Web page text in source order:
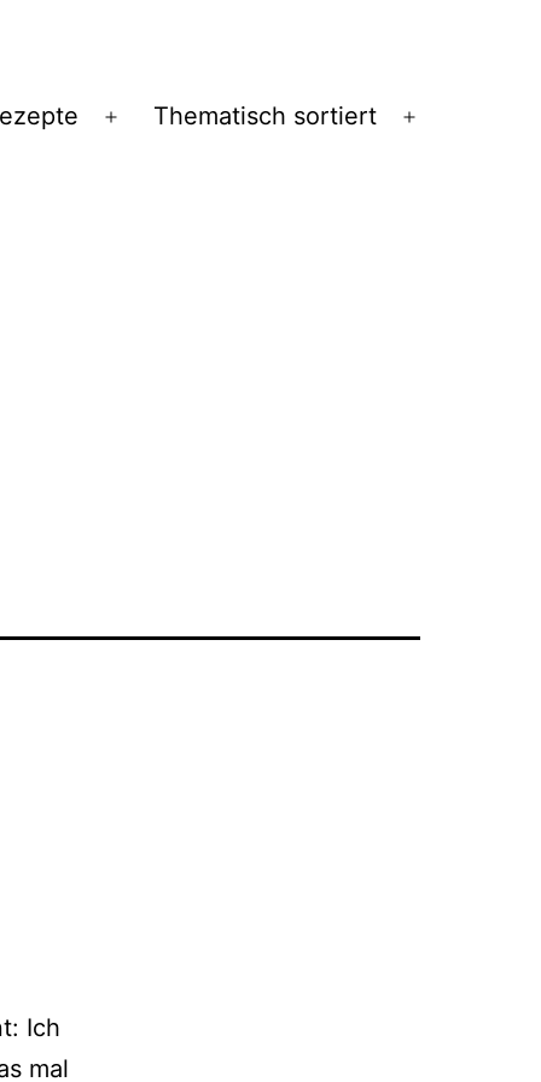
Menü
Thematisch sortiert
Ich
mal